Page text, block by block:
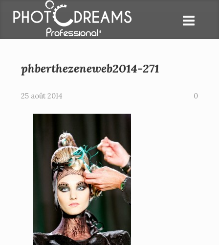
phberthezeneweb2014-271
25 août 2014 0